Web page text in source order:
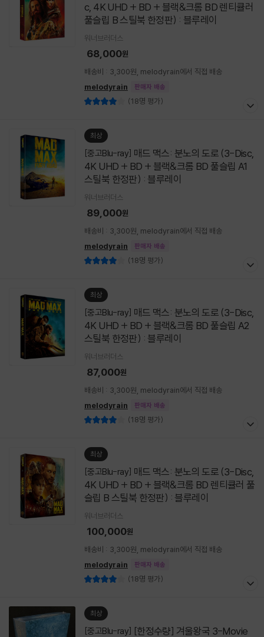
c, 4K UHD + BD + 블랙&크롬 BD 렌티큘러
풀슬립 B 스틸북 한정판) : 블루레이
워너브러더스
68,000원
배송비 : 3,300원, melodyrain에서 직접 배송
melodyrain
판매자 배송
(18명 평가)
최상
[중고Blu-ray]
4K UHD + BD + 블랙&크롬 BD 풀슬립 A1
스틸북 한정판) : 블루레이
워너브러더스
89,000원
배송비 : 3,300원, melodyrain에서 직접 배송
melodyrain
판매자 배송
(18명 평가)
최상
[중고Blu-ray]
4K UHD + BD + 블랙&크롬 BD 풀슬립 A2
스틸북 한정판) : 블루레이
워너브러더스
87,000원
배송비 : 3,300원, melodyrain에서 직접 배송
melodyrain
판매자 배송
(18명 평가)
최상
[중고Blu-ray]
4K UHD + BD + 블랙&크롬 BD 렌티큘러 풀
슬립 B 스틸북 한정판) : 블루레이
워너브러더스
100,000원
배송비 : 3,300원, melodyrain에서 직접 배송
melodyrain
판매자 배송
(18명 평가)
최상
[중고Blu-ray]